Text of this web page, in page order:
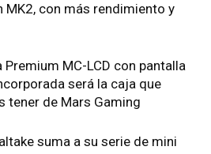
MK2, con más rendimiento y
Premium MC-LCD con pantalla
será la caja que
tener de Mars Gaming
suma a su serie de mini